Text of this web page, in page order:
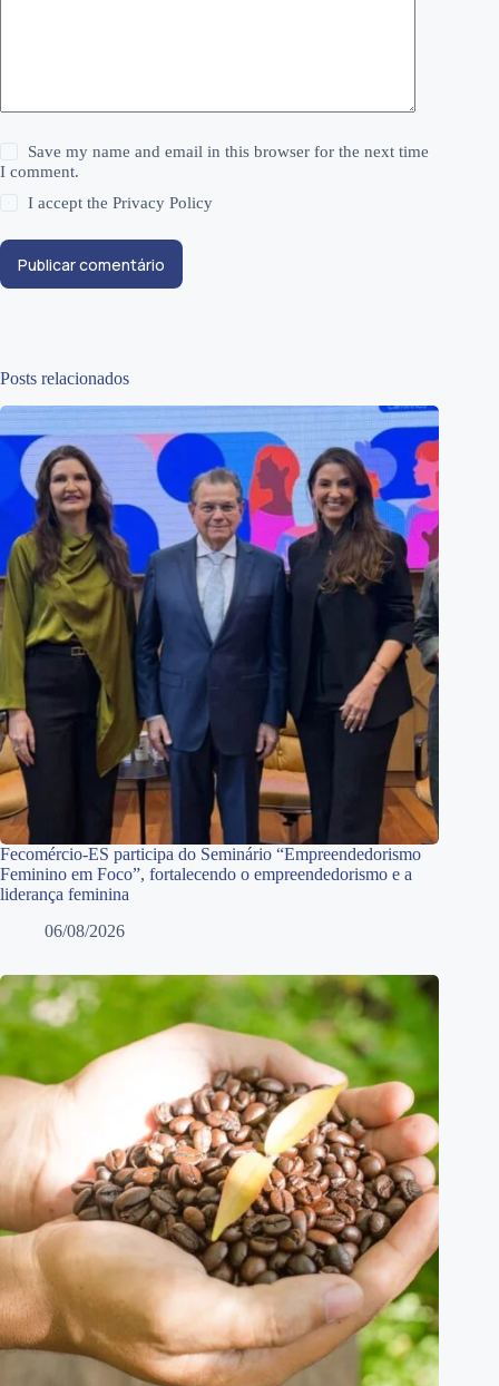
Save my name and email in this browser for the next time
I comment.
I accept thePrivacy Policy
Publicar comentário
Posts relacionados
Fecomércio-ES participa do Seminário “Empreendedorismo
Feminino em Foco”, fortalecendo o empreendedorismo e a
liderança feminina
06/08/2026